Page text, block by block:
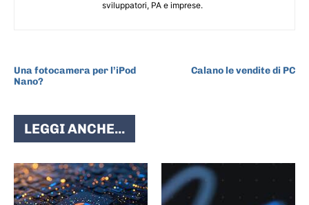
sviluppatori, PA e imprese.
Una fotocamera per l’iPod
Nano?
Calano le vendite di PC
LEGGI ANCHE...